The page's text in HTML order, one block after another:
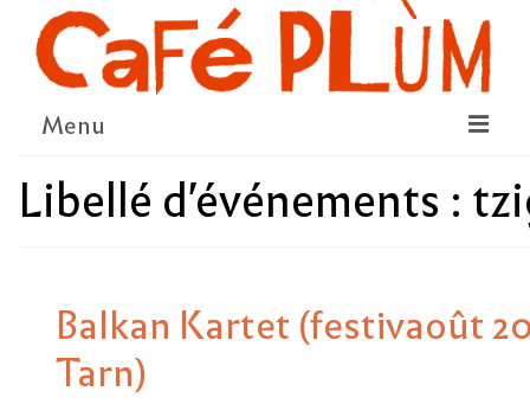
Menu
LE PROJET
NOUS SOUTENIR
LE PROGRAMME
Libellé d'événements :
Balkan Kartet (festivaoût
Tarn)